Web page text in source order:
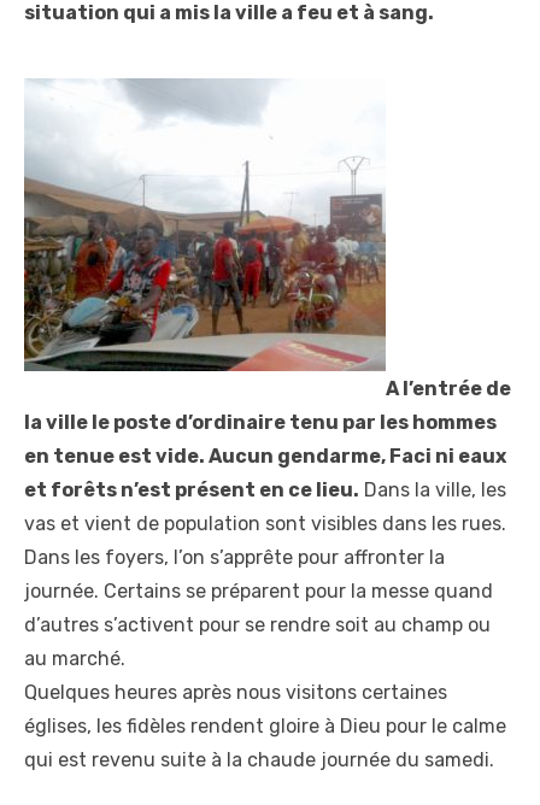
situation qui a mis la ville a feu et à sang.
A l’entrée de
la ville le poste d’ordinaire tenu par les hommes
en tenue est vide. Aucun gendarme, Faci ni eaux
et forêts n’est présent en ce lieu. Dans la ville, les
vas et vient de population sont visibles dans les rues.
Dans les foyers, l’on s’apprête pour affronter la
journée. Certains se préparent pour la messe quand
d’autres s’activent pour se rendre soit au champ ou
au marché.
Quelques heures après nous visitons certaines
églises, les fidèles rendent gloire à Dieu pour le calme
qui est revenu suite à la chaude journée du samedi.